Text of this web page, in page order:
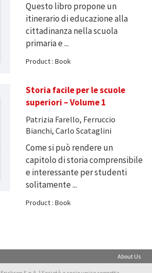
Questo libro propone un
itinerario di educazione alla
cittadinanza nella scuola
primaria e ...
Product : Book
Storia facile per le scuole
superiori – Volume 1
Patrizia Farello, Ferruccio
Bianchi, Carlo Scataglini
Come si può rendere un
capitolo di storia comprensibile
e interessante per studenti
solitamente ...
Product : Book
About Us